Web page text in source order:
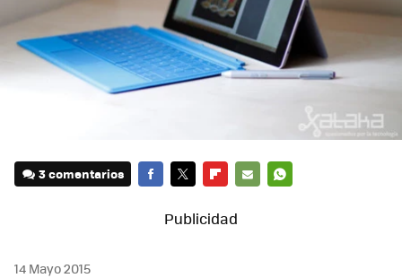
3 comentarios
MAIL
14 Mayo 2015